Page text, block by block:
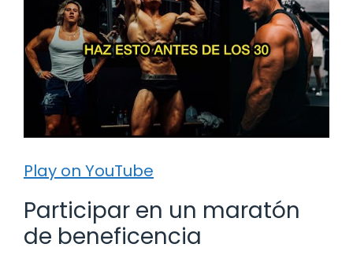
Play on YouTube
Participar en un maratón
de beneficencia